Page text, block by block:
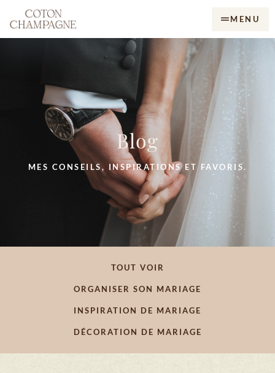
MENU
Blog
MES CONSEILS, INSPIRATIONS ET FAVORIS.
TOUT VOIR
ORGANISER SON MARIAGE
INSPIRATION DE MARIAGE
DÉCORATION DE MARIAGE